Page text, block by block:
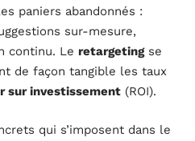
paniers abandonnés :
sur-mesure,
continu. Le retargetingse
de façon tangible les taux
sur investissement (ROI).
qui s’imposent dans le